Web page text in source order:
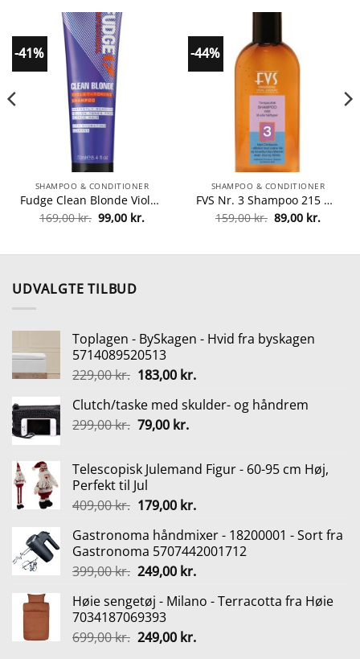
-41%
SHAMPOO & CONDITIONER
Fudge Clean Blonde Violet Toning Shampoo 250 ml fra Fudge
169,00kr. Den
oprindelige
169,00 kr..
99,00 kr.Den
99,00 kr..
-44%
SHAMPOO & CONDITIONER
FVS Nr. 3 Shampoo 215 ml fra FVS
159,00kr. Den
oprindelige
159,00 kr..
89,00 kr.Den
89,00
UDVALGTE TILBUD
Toplagen - BySkagen - Hvid fra byskagen
5714089520513
229,00kr. Den
pris
var:
183,00 kr.Den
pris
Clutch/taske med skulder- og håndrem
299,00kr. Den
var:
299,00 kr..
79,00 kr.Den
er:
Telescopisk Julemand Figur - 60-95 cm Høj,
Perfekt til Jul
409,00kr. Den
pris
var:
409,00 kr..
179,00 kr.Den
pris
er:
179,00 kr..
Gastronoma håndmixer - 18200001 - Sort fra
Gastronoma 5707442001712
399,00kr. Den
pris
var:
399,00 kr..
249,00 kr.Den
pris
249,00 kr..
Høie sengetøj - Milano - Terracotta fra Høie
7034187069393
699,00kr. Den
249,00 kr.Den